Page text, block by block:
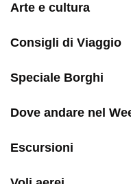
Arte e cultura
Consigli di Viaggio
Speciale Borghi
Dove andare nel
Escursioni